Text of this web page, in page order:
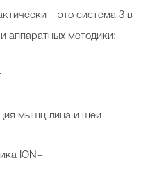
– это система 3 в
аппаратных методики:
мышц лица и шеи
ION+